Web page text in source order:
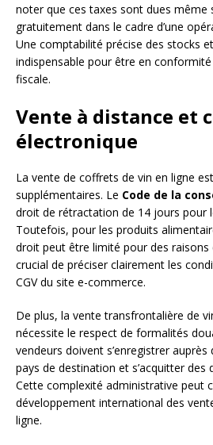
noter que ces taxes sont dues même
gratuitement dans le cadre d’une
Une comptabilité précise des stocks
indispensable pour être en
fiscale.
Vente à distance et
électronique
La vente de coffrets de vin en ligne
supplémentaires. Le Code de la
droit de rétractation de 14 jours pour
Toutefois, pour les produits
droit peut être limité pour des raisons
crucial de préciser clairement les
CGV du site e-commerce.
De plus, la vente transfrontalière de
nécessite le respect de formalités
vendeurs doivent s’enregistrer
pays de destination et s’acquitter des
Cette complexité administrative peut
développement international des
ligne.